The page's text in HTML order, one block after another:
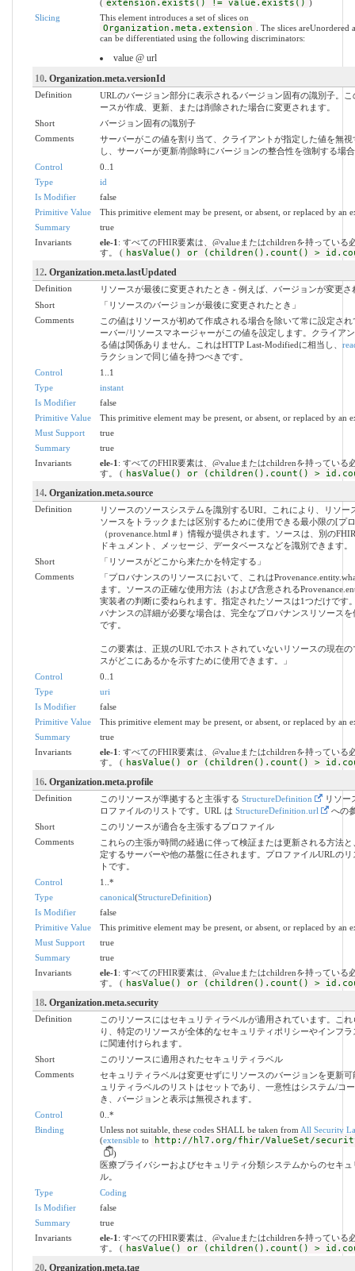
( extension.exists() != value.exists() )
Slicing
This element introduces a set of slices on
Organization.meta.extension
. The slices areUnordered
can be differentiated using the following discriminators:
value @ url
10. Organization.meta.versionId
Definition
URLのバージョン部分に表示されるバージョン固有の識別子。こ
ースが作成、更新、または削除された場合に変更されます。
Short
バージョン固有の識別子
Comments
サーバーがこの値を割り当て、クライアントが指定した値を無視
し、サーバーが更新/削除時にバージョンの整合性を強制する場
Control
0..1
Type
id
Is Modifier
false
Primitive Value
This primitive element may be present, or absent, or replaced by an
Summary
true
Invariants
ele-1 : すべてのFHIR要素は、@valueまたはchildrenを持っている
す。 ( hasValue() or (children().count() >
12. Organization.meta.lastUpdated
Definition
リソースが最後に変更されたとき - 例えば、バージョンが変更さ
Short
「リソースのバージョンが最後に変更されたとき」
Comments
この値はリソースが初めて作成される場合を除いて常に設定さ
ーバー/リソースマネージャーがこの値を設定します。クライア
る値は関係ありません。これはHTTP Last-Modifiedに相当し、
ラクションで同じ値を持つべきです。
Control
1..1
Type
instant
Is Modifier
false
Primitive Value
This primitive element may be present, or absent, or replaced by an
Must Support
true
Summary
true
Invariants
ele-1 : すべてのFHIR要素は、@valueまたはchildrenを持っている
す。 ( hasValue() or (children().count() >
14. Organization.meta.source
Definition
リソースのソースシステムを識別するURI。これにより、リソー
ソースをトラックまたは区別するために使用できる最小限の[プ
（provenance.html＃）情報が提供されます。ソースは、別の
ドキュメント、メッセージ、データベースなどを識別できます。
Short
「リソースがどこから来たかを特定する」
Comments
「プロバナンスのリソースにおいて、これは
ます。ソースの正確な使用方法（および含意される
実装者の判断に委ねられます。指定されたソースは1つだけです
バナンスの詳細が必要な場合は、完全なプロバナンスリソースを
です。
この要素は、正規のURLでホストされていないリソースの現在
スがどこにあるかを示すために使用できます。」
Control
0..1
Type
uri
Is Modifier
false
Primitive Value
This primitive element may be present, or absent, or replaced by an
Summary
true
Invariants
ele-1 : すべてのFHIR要素は、@valueまたはchildrenを持っている
す。 ( hasValue() or (children().count() >
16. Organization.meta.profile
Definition このリソースが準拠すると主張する StructureDefinition
リソー
ロファイルのリストです。URL は StructureDefinition.url
への
Short
このリソースが適合を主張するプロファイル
Comments
これらの主張が時間の経過に伴って検証または更新される方法
定するサーバーや他の基盤に任されます。プロファイルURLのリ
トです。
Control
1..*
Type
canonical(StructureDefinition)
Is Modifier
false
Primitive Value
This primitive element may be present, or absent, or replaced by an
Must Support
true
Summary
true
Invariants
ele-1 : すべてのFHIR要素は、@valueまたはchildrenを持っている
す。 ( hasValue() or (children().count() >
18. Organization.meta.security
Definition
このリソースにはセキュリティラベルが適用されています。こ
り、特定のリソースが全体的なセキュリティポリシーやインフ
に関連付けられます。
Short
このリソースに適用されたセキュリティラベル
Comments
セキュリティラベルは変更せずにリソースのバージョンを更新可
ュリティラベルのリストはセットであり、一意性はシステム/コ
き、バージョンと表示は無視されます。
Control
0..*
Binding
Unless not suitable, these codes SHALL be taken from All Security
(extensibleto http://hl7.org/fhir/ValueSet/
)
医療プライバシーおよびセキュリティ分類システムからのセキュ
ル。
Type
Coding
Is Modifier
false
Summary
true
Invariants
ele-1 : すべてのFHIR要素は、@valueまたはchildrenを持っている
す。 ( hasValue() or (children().count() >
20. Organization.meta.tag